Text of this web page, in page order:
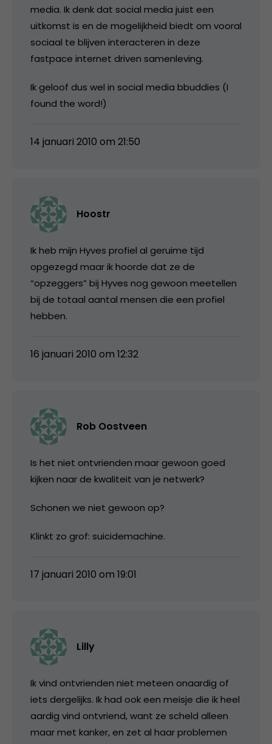
media. Ik denk dat social media juist een
uitkomst is en de mogelijkheid biedt om vooral
sociaal te blijven interacteren in deze
fastpace internet driven samenleving.
Ik geloof dus wel in social media bbuddies (I
found the word!)
14 januari 2010 om 21:50
Hoostr
Ik heb mijn Hyves profiel al geruime tijd
opgezegd maar ik hoorde dat ze de
“opzeggers” bij Hyves nog gewoon meetellen
bij de totaal aantal mensen die een profiel
hebben.
16 januari 2010 om 12:32
Rob Oostveen
Is het niet ontvrienden maar gewoon goed
kijken naar de kwaliteit van je netwerk?
Schonen we niet gewoon op?
Klinkt zo grof: suicidemachine.
17 januari 2010 om 19:01
Lilly
Ik vind ontvrienden niet meteen onaardig of
iets dergelijks. Ik had ook een meisje die ik heel
aardig vind ontvriend, want ze scheld alleen
maar met kanker, en zet al haar problemen